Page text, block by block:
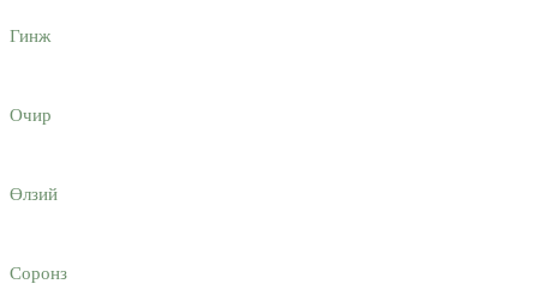
Гинж
Очир
Өлзий
Соронз